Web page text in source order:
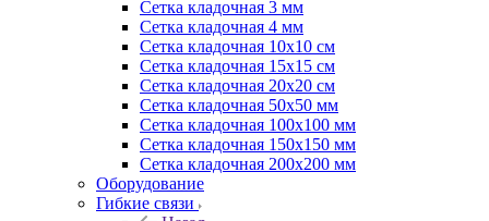
Сетка кладочная 3 мм
Сетка кладочная 4 мм
Сетка кладочная 10x10 см
Сетка кладочная 15x15 см
Сетка кладочная 20x20 см
Сетка кладочная 50x50 мм
Сетка кладочная 100x100 мм
Сетка кладочная 150x150 мм
Сетка кладочная 200x200 мм
Оборудование
Гибкие связи